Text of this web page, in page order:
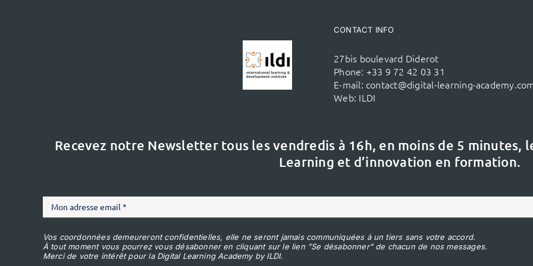
CONTACT INFO
27bis boulevard Diderot
Phone: +33 9 72 42 03 31
E-mail: contact@digital-learning-
Web: ILDI
Recevez notre Newsletter tous les vendredis à 16h, en moins de 5 minutes,
Learning et d’innovation en formation.
Vos coordonnées demeureront confidentielles, elle ne seront jamais communiquées à un tiers sans votre accord.
À tout moment vous pourrez vous désabonner en cliquant sur le lien "Se désabonner" de chacun de nos messages.
Merci de votre intérêt pour la Digital Learning Academy by ILDI.